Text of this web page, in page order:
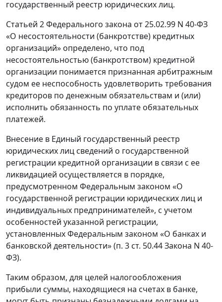
государственный реестр юридических лиц.
Статьей 2 Федерального закона от 25.02.99 N 40-ФЗ
«О несостоятельности (банкротстве) кредитных
организаций» определено, что под
несостоятельностью (банкротством) кредитной
организации понимается признанная арбитражным
судом ее неспособность удовлетворить требования
кредиторов по денежным обязательствам и (или)
исполнить обязанность по уплате обязательных
платежей.
Внесение в Единый государственный реестр
юридических лиц сведений о государственной
регистрации кредитной организации в связи с ее
ликвидацией осуществляется в порядке,
предусмотренном Федеральным законом «О
государственной регистрации юридических лиц и
индивидуальных предпринимателей», с учетом
особенностей указанной регистрации,
установленных Федеральным законом «О банках и
банковской деятельности» (п. 3 ст. 50.44 Закона N 40-
ФЗ).
Таким образом, для целей налогообложения
прибыли суммы, находящиеся на счетах в банке,